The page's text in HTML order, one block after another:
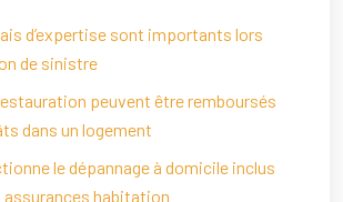
d’expertise sont importants lors
de sinistre
peuvent être remboursés
dans un logement
le dépannage à domicile inclus
habitation